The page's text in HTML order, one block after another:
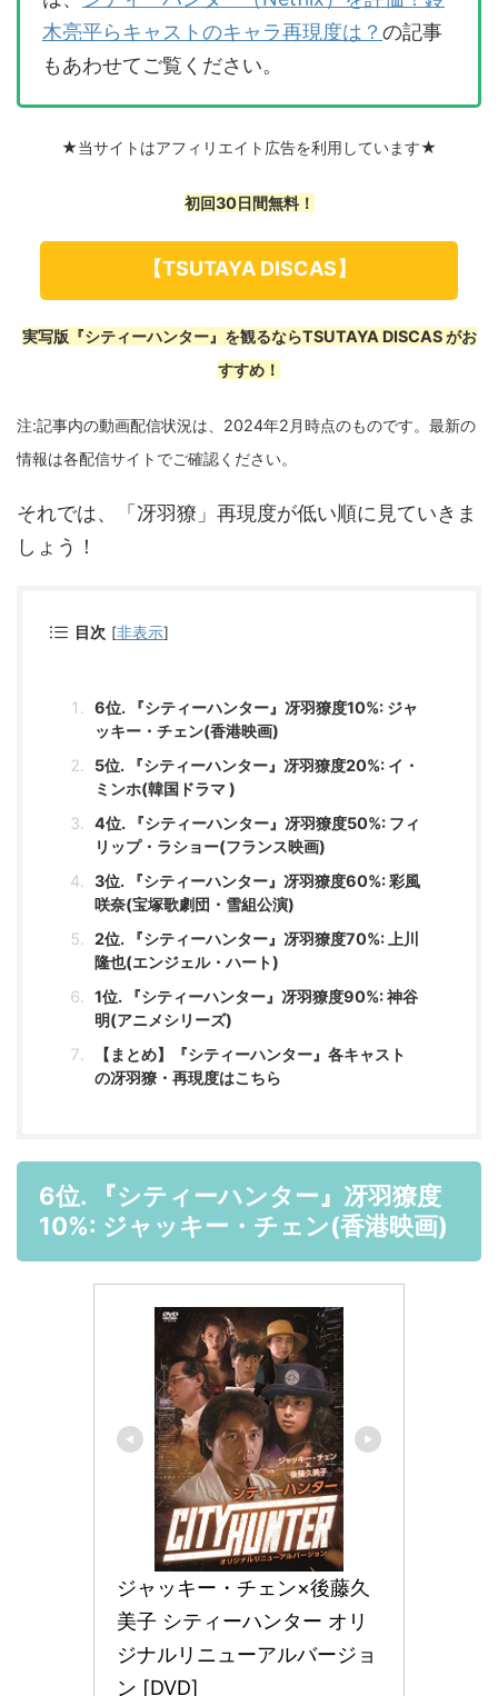
木亮平らキャストのキャラ再現度は？ の記事
もあわせてご覧ください。
★当サイトはアフィリエイト広告を利用しています★
初回30日間無料！
【TSUTAYA DISCAS】
実写版『シティーハンター』を観るならTSUTAYA DISCAS がお
すすめ！
注:記事内の動画配信状況は、2024年2月時点のものです。最新の
情報は各配信サイトでご確認ください。
それでは、「冴羽獠」再現度が低い順に見ていきま
しょう！
目次 [非表示]
6位. 『シティーハンター』冴羽獠度10%: ジャ
ッキー・チェン(香港映画)
5位. 『シティーハンター』冴羽獠度20%: イ・
ミンホ(韓国ドラマ )
4位. 『シティーハンター』冴羽獠度50%: フィ
リップ・ラショー(フランス映画)
3位. 『シティーハンター』冴羽獠度60%: 彩風
咲奈(宝塚歌劇団・雪組公演)
2位. 『シティーハンター』冴羽獠度70%: 上川
隆也(エンジェル・ハート)
1位. 『シティーハンター』冴羽獠度90%: 神谷
明(アニメシリーズ)
【まとめ】『シティーハンター』各キャスト
の冴羽獠・再現度はこちら
6位. 『シティーハンター』冴羽獠度
10%: ジャッキー・チェン(香港映画)
ジャッキー・チェン×後藤久
美子 シティーハンター オリ
ジナルリニューアルバージョ
ン [DVD]